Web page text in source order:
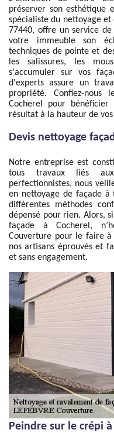
préserver son esthétique
spécialiste du nettoyage
77440, offre un service
votre immeuble son
techniques de pointe et
les salissures, les
s'accumuler sur vos
d'experts assure un
propriété. Confiez-
Cocherel pour
résultat à la hauteur de
Devis nettoyage
Notre entreprise est
tous travaux liés
perfectionnistes, nous
en nettoyage de façade à
différentes méthodes
dépensé pour rien. Alors,
façade à Cocherel,
Couverture pour le faire
nos artisans éprouvés et
et sans engagement.
Peindre sur le crépi